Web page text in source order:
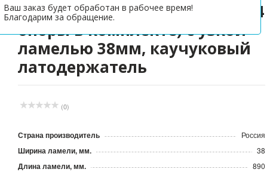
Ваш заказ будет обработан в рабочее время!
Благодарим за обращение.
Основание Премиум 90*200 (4
опоры в комплекте) с узкой
ламелью 38мм, каучуковый
латодержатель
(0)
Страна производитель Россия
Ширина ламели, мм. 38
Длина ламели, мм. 890